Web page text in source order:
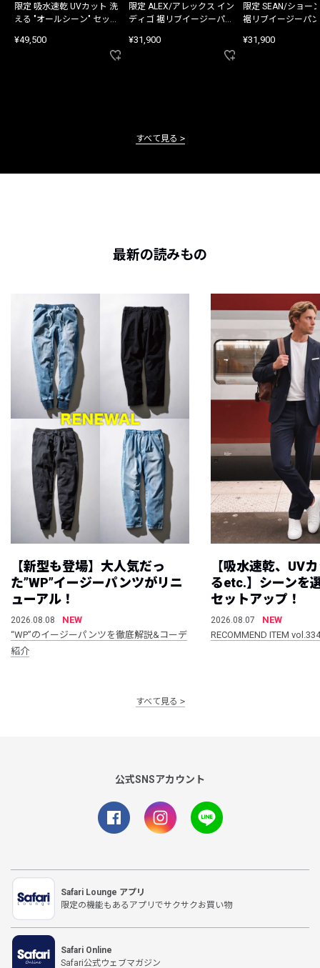
限定 吸水速乾 UVカット 洗
える "オールシーン" セット
¥49,500
限定 ALEX/アレックス イン
ディゴ 裾リブイージーパン
¥31,900
限定 SEAN/ショー
裾リブイージーパ
¥31,900
すべて見る
最新の読みもの
【新型も登場】大人気だっ
た”WP”イージーパンツがリニ
ューアル！
2026.08.08
NEW
“WP”のイージーパンツを徹底解説&コーデ
紹介
【吸水速乾、UV
るetc.】シーンを
セットアップ！
2026.08.07
NEW
RECOMMEND ITEM vol.334
すべて見る
公式SNSアカウント
Safari Lounge アプリ
限定の機能もあるアプリでサクサクお買い物
Safari Online
Safari公式ウェブマガジン